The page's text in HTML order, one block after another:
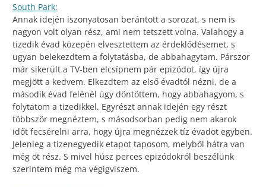
South Park:
Annak idején iszonyatosan berántott a sorozat, s nem is
nagyon volt olyan rész, ami nem tetszett volna. Valahogy a
tizedik évad közepén elvesztettem az érdeklődésemet, s
ugyan belekezdtem a folytatásba, de abbahagytam. Párszor
már sikerült a TV-ben elcsípnem pár epizódot, így újra
megjött a kedvem. Elkezdtem az első évadtól nézni, de a
második évad felénél úgy döntöttem, hogy abbahagyom, s
folytatom a tizedikkel. Egyrészt annak idején egy részt
többször megnéztem, s másodsorban pedig nem akarok
időt fecsérelni arra, hogy újra megnézzek tíz évadot egyben.
Jelenleg a tizenegyedik etapot taposom, melyből hátra van
még öt rész. S mivel húsz perces epizódokról beszélünk
szerintem még ma végigviszem.